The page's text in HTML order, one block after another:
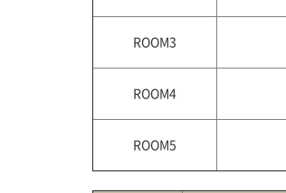
ROOM3
ROOM4
ROOM5